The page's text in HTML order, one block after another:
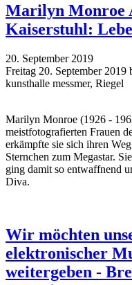
Marilyn Monroe
Kaiserstuhl:
20. September 2019
Freitag 20. September 2019
kunsthalle messmer, Riegel
Marilyn Monroe (1926 -
meistfotografierten Frauen
erkämpfte sie sich ihren
Sternchen zum Megastar.
ging damit so entwaffnend
Diva.
Wir möchten
elektronischer
weitergeben -